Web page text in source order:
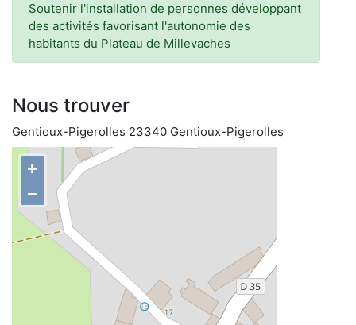
Soutenir l'installation de personnes développant
des activités favorisant l'autonomie des
habitants du Plateau de Millevaches
Nous trouver
Gentioux-Pigerolles 23340 Gentioux-Pigerolles
+
−